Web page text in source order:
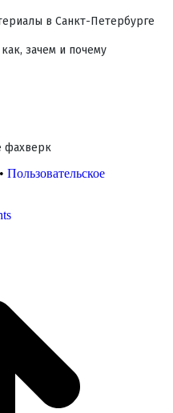
в Санкт-Петербурге
зачем и почему
фахверк
• Пользовательское